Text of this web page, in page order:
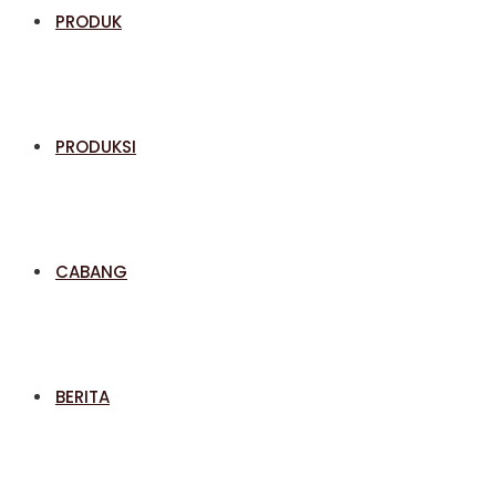
PRODUK
PRODUKSI
CABANG
BERITA